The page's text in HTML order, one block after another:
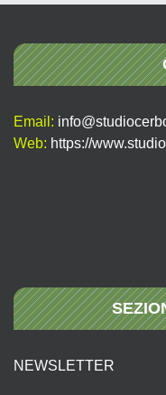
Email:
Web: https://
NEWSLETTER